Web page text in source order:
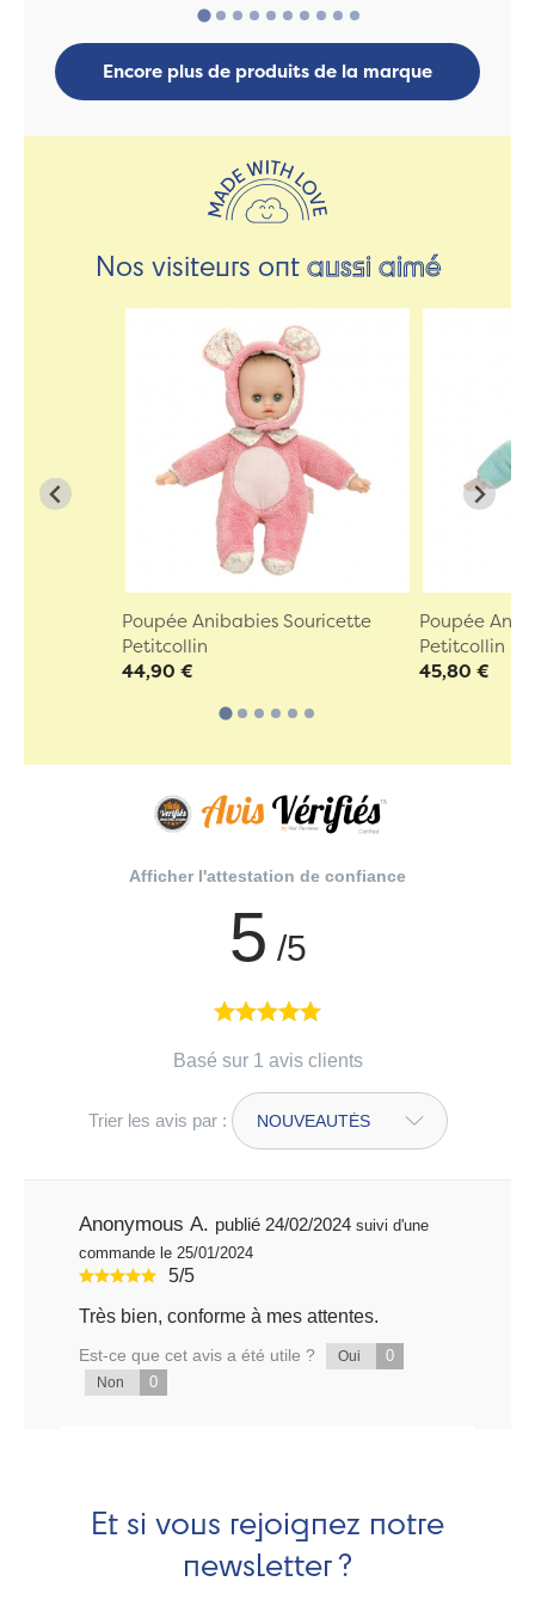
Encore plus de produits de la marque
Nos visiteurs ontaussi aimé
Poupée Anibabies Souricette
Petitcollin
44,90 €
Poupée
Petitcollin
45,80 €
Afficher l'attestation de confiance
5 /5
Basé sur 1 avis clients
Trier les avis par :
Anonymous A. publié 24/02/2024 suivi d'une
commande le 25/01/2024
5/5
Très bien, conforme à mes attentes.
Est-ce que cet avis a été utile ? Oui 0
Non 0
Et si vous rejoignez notre
newsletter ?